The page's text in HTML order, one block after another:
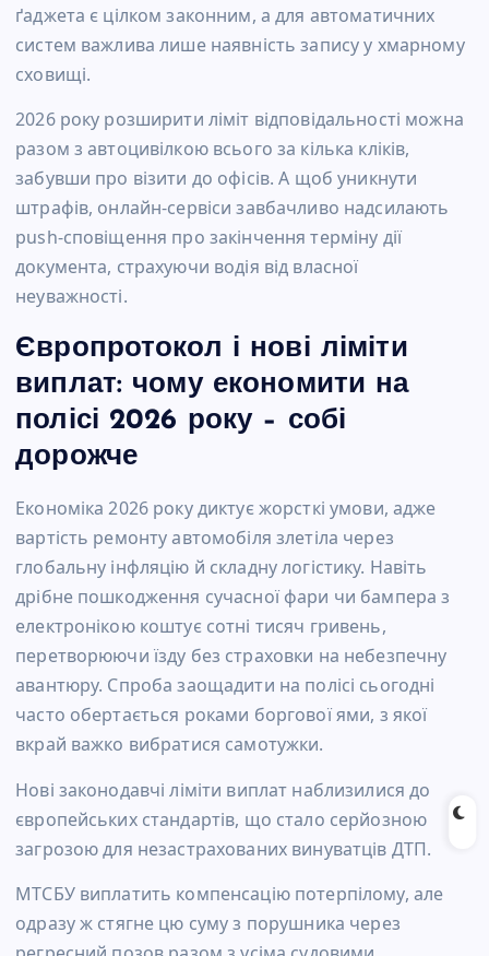
ґаджета є цілком законним, а для автоматичних
систем важлива лише наявність запису у хмарному
сховищі.
2026 року розширити ліміт відповідальності можна
разом з автоцивілкою всього за кілька кліків,
забувши про візити до офісів. А щоб уникнути
штрафів, онлайн-сервіси завбачливо надсилають
push-сповіщення про закінчення терміну дії
документа, страхуючи водія від власної
неуважності.
Європротокол і нові ліміти
виплат: чому економити на
полісі 2026 року – собі
дорожче
Економіка 2026 року диктує жорсткі умови, адже
вартість ремонту автомобіля злетіла через
глобальну інфляцію й складну логістику. Навіть
дрібне пошкодження сучасної фари чи бампера з
електронікою коштує сотні тисяч гривень,
перетворюючи їзду без страховки на небезпечну
авантюру. Спроба заощадити на полісі сьогодні
часто обертається роками боргової ями, з якої
вкрай важко вибратися самотужки.
Нові законодавчі ліміти виплат наблизилися до
європейських стандартів, що стало серйозною
загрозою для незастрахованих винуватців ДТП.
МТСБУ виплатить компенсацію потерпілому, але
одразу ж стягне цю суму з порушника через